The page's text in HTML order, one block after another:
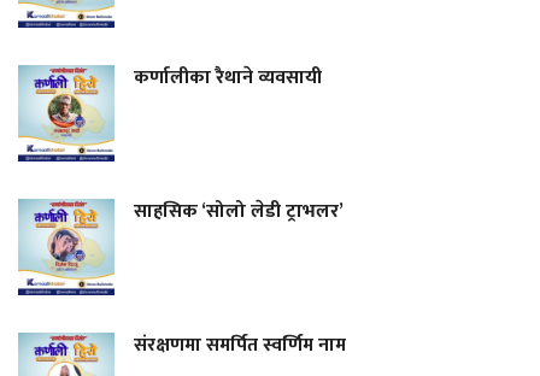
कर्णालीका रैथाने व्यवसायी
साहसिक ‘सोलो लेडी ट्राभलर’
संरक्षणमा समर्पित स्वर्णिम नाम